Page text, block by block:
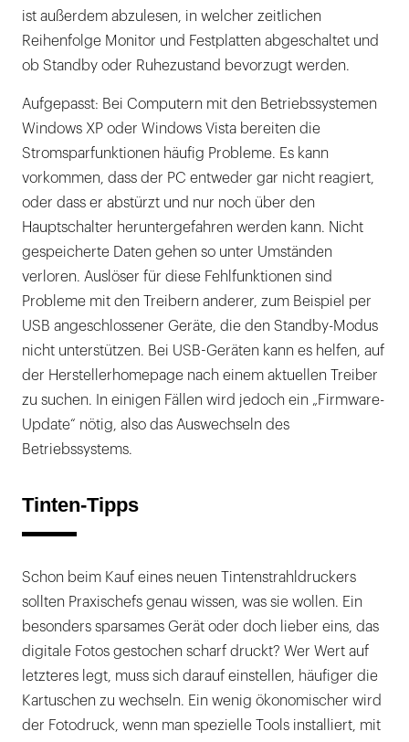
ist außerdem abzulesen, in welcher zeitlichen
Reihenfolge Monitor und Festplatten abgeschaltet und
ob Standby oder Ruhezustand bevorzugt werden.
Aufgepasst: Bei Computern mit den Betriebssystemen
Windows XP oder Windows Vista bereiten die
Stromsparfunktionen häufig Probleme. Es kann
vorkommen, dass der PC entweder gar nicht reagiert,
oder dass er abstürzt und nur noch über den
Hauptschalter heruntergefahren werden kann. Nicht
gespeicherte Daten gehen so unter Umständen
verloren. Auslöser für diese Fehlfunktionen sind
Probleme mit den Treibern anderer, zum Beispiel per
USB angeschlossener Geräte, die den Standby-Modus
nicht unterstützen. Bei USB-Geräten kann es helfen, auf
der Herstellerhomepage nach einem aktuellen Treiber
zu suchen. In einigen Fällen wird jedoch ein „Firmware-
Update“ nötig, also das Auswechseln des
Betriebssystems.
Tinten-Tipps
Schon beim Kauf eines neuen Tintenstrahldruckers
sollten Praxischefs genau wissen, was sie wollen. Ein
besonders sparsames Gerät oder doch lieber eins, das
digitale Fotos gestochen scharf druckt? Wer Wert auf
letzteres legt, muss sich darauf einstellen, häufiger die
Kartuschen zu wechseln. Ein wenig ökonomischer wird
der Fotodruck, wenn man spezielle Tools installiert, mit